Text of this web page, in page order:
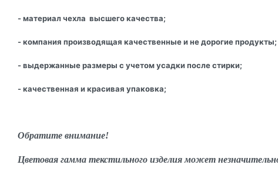
- материал чехла высшего качества;
- компания производящая качественные и не дорогие продукты;
- выдержанные размеры с учетом усадки после стирки;
- качественная и красивая упаковка;
Обратите внимание!
Цветовая гамма текстильного изделия может